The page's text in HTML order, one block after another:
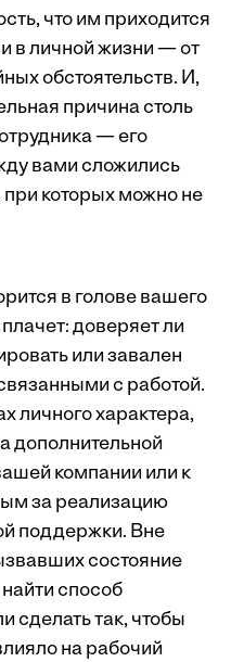
что им приходится
в личной жизни — от
обстоятельств. И,
причина столь
— его
вами сложились
которых можно не
в голове вашего
доверяет ли
или завален
с работой.
личного характера,
дополнительной
компании или к
за реализацию
поддержки. Вне
состояние
способ
сделать так, чтобы
на рабочий